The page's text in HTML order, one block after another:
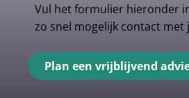
Vul het formulier hieronder
zo snel mogelijk contact met
Plan een vrijblijvend